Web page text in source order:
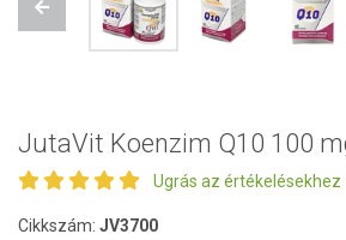
Previous
JutaVit Koenzim Q10 100
Ugrás az értékelésekhez
Cikkszám: JV3700